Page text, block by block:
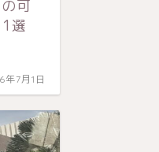
可
選
年7月1日